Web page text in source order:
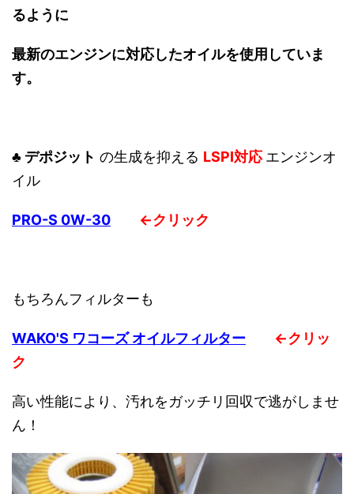
るように
最新のエンジンに対応したオイルを使用していま
す。
♣ デポジット の生成を抑える LSPI対応エンジンオ
イル
PRO-S 0W-30 ←クリック
もちろんフィルターも
WAKO'S ワコーズ オイルフィルター
←クリッ
ク
高い性能により、汚れをガッチリ回収で逃がしませ
ん！